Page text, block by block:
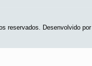
reservados. Desenvolvido por